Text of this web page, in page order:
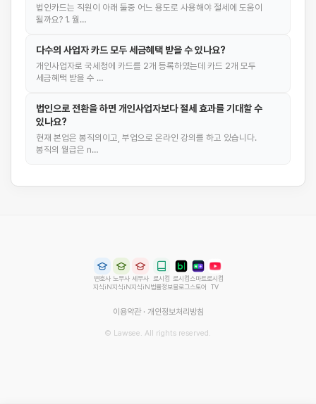
법인카드는 직원이 아래 둘중 어느 용도로 사용해야 절세에 도움이
될까요? 1. 월…
다수의 사업자 카드 모두 세금혜택 받을 수 있나요?
개인사업자로 국세청에 카드를 2개 등록하였는데 카드 2개 모두
세금혜택 받을 수 …
법인으로 전환을 하면 개인사업자보다 절세 효과를 기대할 수
있나요?
현재 본업은 봉직의이고, 부업으로 온라인 강의를 하고 있습니다.
봉직의 월급은 n…
변호사
지식iN
노무사
지식iN
세무사
지식iN
로시컴
법률정보
로시컴
블로그
스마트
스토어
로시컴
TV
이용약관· 개인정보처리방침
© Lawsee. All rights reserved.